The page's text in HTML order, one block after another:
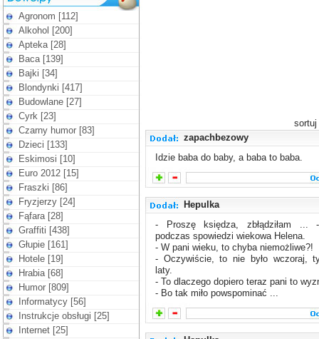
Agronom [112]
Alkohol [200]
Apteka [28]
Baca [139]
Bajki [34]
Blondynki [417]
Budowlane [27]
Cyrk [23]
Czarny humor [83]
Dzieci [133]
Eskimosi [10]
Euro 2012 [15]
Fraszki [86]
Fryzjerzy [24]
Fąfara [28]
Graffiti [438]
Głupie [161]
Hotele [19]
Hrabia [68]
Humor [809]
Informatycy [56]
Instrukcje obsługi [25]
Internet [25]
zapachbezowy
Idzie baba do baby, a baba to baba.
Hepulka
- Proszę księdza, zbłądziłam ...
podczas spowiedzi wiekowa Helena.
- W pani wieku, to chyba niemożliwe?!
- Oczywiście, to nie było wczoraj,
laty.
- To dlaczego dopiero teraz pani to
- Bo tak miło powspominać ...